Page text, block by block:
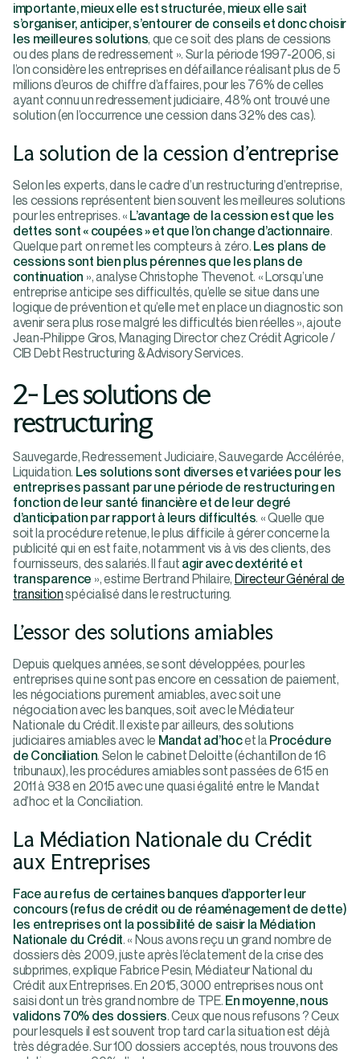
importante, mieux elle est structurée, mieux elle sait
s’organiser, anticiper, s’entourer de conseils et donc choisir
les meilleures solutions, que ce soit des plans de cessions
ou des plans de redressement ». Sur la période 1997-2006, si
l’on considère les entreprises en défaillance réalisant plus de 5
millions d’euros de chiffre d’affaires, pour les 76% de celles
ayant connu un redressement judiciaire, 48% ont trouvé une
solution (en l’occurrence une cession dans 32% des cas).
La solution de la cession d’entreprise
Selon les experts, dans le cadre d’un restructuring d’entreprise,
les cessions représentent bien souvent les meilleures solutions
pour les entreprises. « L’avantage de la cession est que les
dettes sont « coupées » et que l’on change d’actionnaire.
Quelque part on remet les compteurs à zéro. Les plans de
cessions sont bien plus pérennes que les plans de
continuation », analyse Christophe Thevenot. « Lorsqu’une
entreprise anticipe ses difficultés, qu’elle se situe dans une
logique de prévention et qu’elle met en place un diagnostic son
avenir sera plus rose malgré les difficultés bien réelles », ajoute
Jean-Philippe Gros, Managing Director chez Crédit Agricole /
CIB Debt Restructuring & Advisory Services.
2- Les solutions de
restructuring
Sauvegarde, Redressement Judiciaire, Sauvegarde Accélérée,
Liquidation. Les solutions sont diverses et variées pour les
entreprises passant par une période de restructuring en
fonction de leur santé financière et de leur degré
d’anticipation par rapport à leurs difficultés. « Quelle que
soit la procédure retenue, le plus difficile à gérer concerne la
publicité qui en est faite, notamment vis à vis des clients, des
fournisseurs, des salariés. Il faut agir avec dextérité et
transparence », estime Bertrand Philaire, Directeur Général de
transitionspécialisé dans le restructuring.
L’essor des solutions amiables
Depuis quelques années, se sont développées, pour les
entreprises qui ne sont pas encore en cessation de paiement,
les négociations purement amiables, avec soit une
négociation avec les banques, soit avec le Médiateur
Nationale du Crédit. Il existe par ailleurs, des solutions
judiciaires amiables avec le Mandat ad’hocet laProcédure
de Conciliation. Selon le cabinet Deloitte (échantillon de 16
tribunaux), les procédures amiables sont passées de 615 en
2011 à 938 en 2015 avec une quasi égalité entre le Mandat
ad’hoc et la Conciliation.
La Médiation Nationale du Crédit
aux Entreprises
Face au refus de certaines banques d’apporter leur
concours (refus de crédit ou de réaménagement de dette)
les entreprises ont la possibilité de saisir la Médiation
Nationale du Crédit. « Nous avons reçu un grand nombre de
dossiers dès 2009, juste après l’éclatement de la crise des
subprimes, explique Fabrice Pesin, Médiateur National du
Crédit aux Entreprises. En 2015, 3000 entreprises nous ont
saisi dont un très grand nombre de TPE. En moyenne, nous
validons 70% des dossiers. Ceux que nous refusons ? Ceux
pour lesquels il est souvent trop tard car la situation est déjà
très dégradée. Sur 100 dossiers acceptés, nous trouvons des